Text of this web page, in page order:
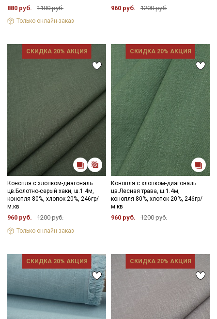
880 руб. 1100 руб.
Только онлайн-заказ
960 руб. 1200 руб.
СКИДКА 20% АКЦИЯ
Конопля с хлопком-диагональ
цв.Болотно-серый хаки, ш.1.4м,
конопля-80%, хлопок-20%, 246гр/
м.кв
960 руб. 1200 руб.
Только онлайн-заказ
СКИДКА 20% АКЦИЯ
Конопля с хлопком-диагональ
цв.Лесная трава, ш.1.4м,
конопля-80%, хлопок-20%, 246гр/
м.кв
960 руб. 1200 руб.
СКИДКА 20% АКЦИЯ СКИДКА 20% АКЦИЯ
Подписаться
Политикой обработки персональных
данных
Согласие на обработку персональных
Даю
Согласие на получение рекламных и
информационных рассылок